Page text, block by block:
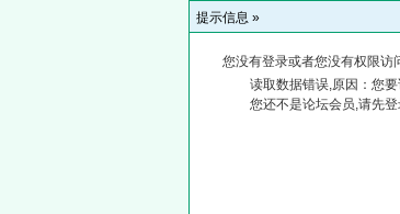
提示信息 »
您没有登录或者您没有权限访
读取数据错误,原因：您
您还不是论坛会员,请先